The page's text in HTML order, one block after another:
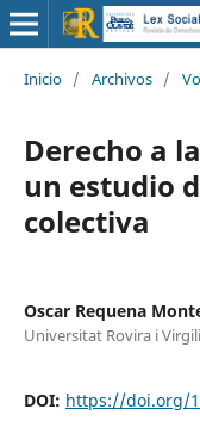
Inicio / Archivos /
Derecho a
un estudio
colectiva
Oscar Requena
Universitat Rovira i Virgili
DOI: https://doi.org/